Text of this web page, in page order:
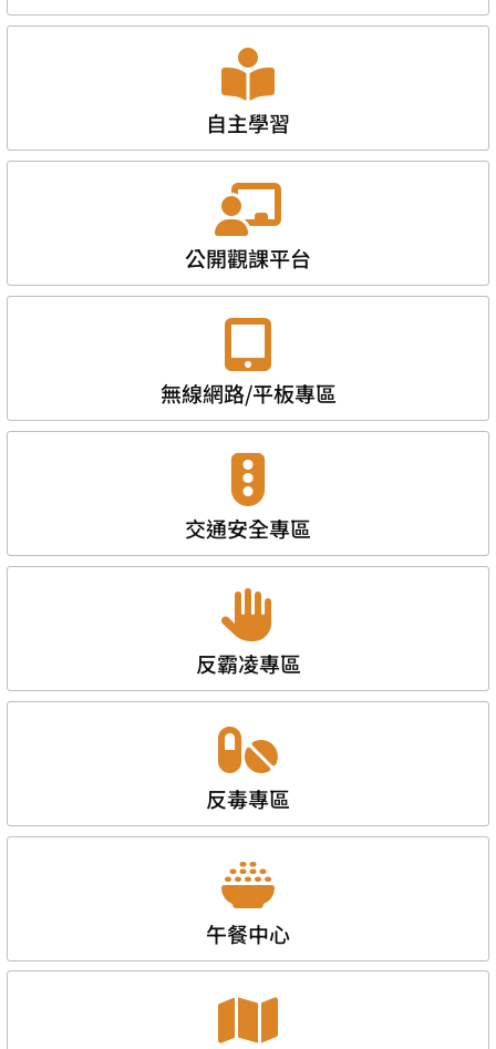
自主學習
公開觀課平台
無線網路/平板專區
交通安全專區
反霸凌專區
反毒專區
午餐中心